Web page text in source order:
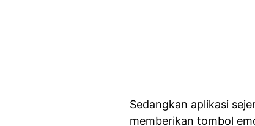
Sedangkan aplikasi
memberikan tombol